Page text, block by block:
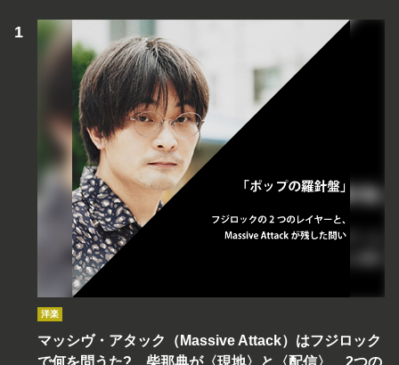
洋楽
マッシヴ・アタック（Massive Attack）はフジロック
で何を問うた? 柴那典が〈現地〉と〈配信〉、2つの